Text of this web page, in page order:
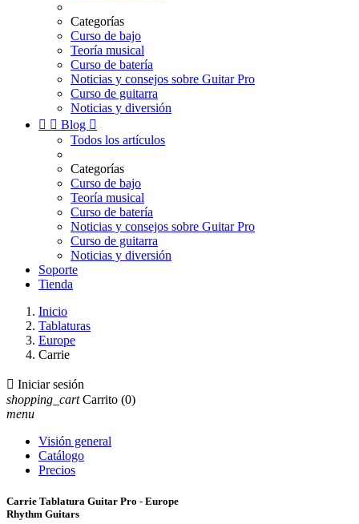
Categorías
Curso de bajo
Teoría musical
Curso de batería
Noticias y consejos sobre Guitar Pro
Curso de guitarra
Noticias y diversión
  Blog 
Todos los artículos
Categorías
Curso de bajo
Teoría musical
Curso de batería
Noticias y consejos sobre Guitar Pro
Curso de guitarra
Noticias y diversión
Soporte
Tienda
Inicio
Tablaturas
Europe
Carrie
 Iniciar sesión
shopping_cart Carrito (0)
menu
Visión general
Catálogo
Precios
Carrie Tablatura Guitar Pro - Europe
Rhythm Guitars